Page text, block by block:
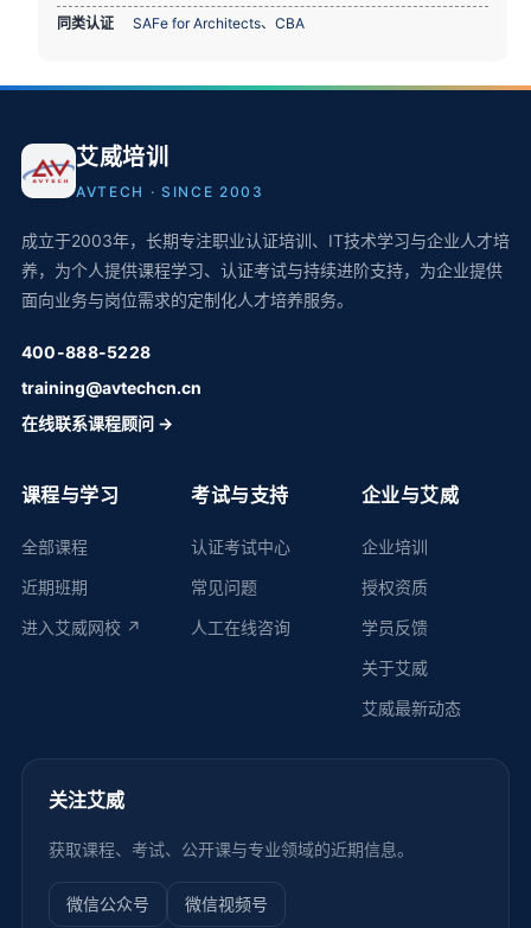
同类认证
SAFe for Architects、CBA
艾威培训
AVTECH · SINCE 2003
成立于2003年，长期专注职业认证培训、IT技术学习与企业人才培
养，为个人提供课程学习、认证考试与持续进阶支持，为企业提供
面向业务与岗位需求的定制化人才培养服务。
400-888-5228
training@avtechcn.cn
在线联系课程顾问 →
课程与学习
全部课程
近期班期
进入艾威网校 ↗
考试与支持
认证考试中心
常见问题
人工在线咨询
企业与艾威
企业培训
授权资质
学员反馈
关于艾威
艾威最新动态
关注艾威
获取课程、考试、公开课与专业领域的近期信息。
微信公众号 微信视频号